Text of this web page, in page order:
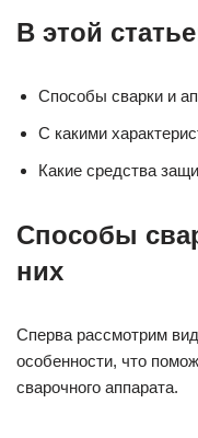
В этой
Способы сварки и
С какими
Какие средства
Способы
них
Сперва рассмотрим
особенности, что
сварочного аппарата.